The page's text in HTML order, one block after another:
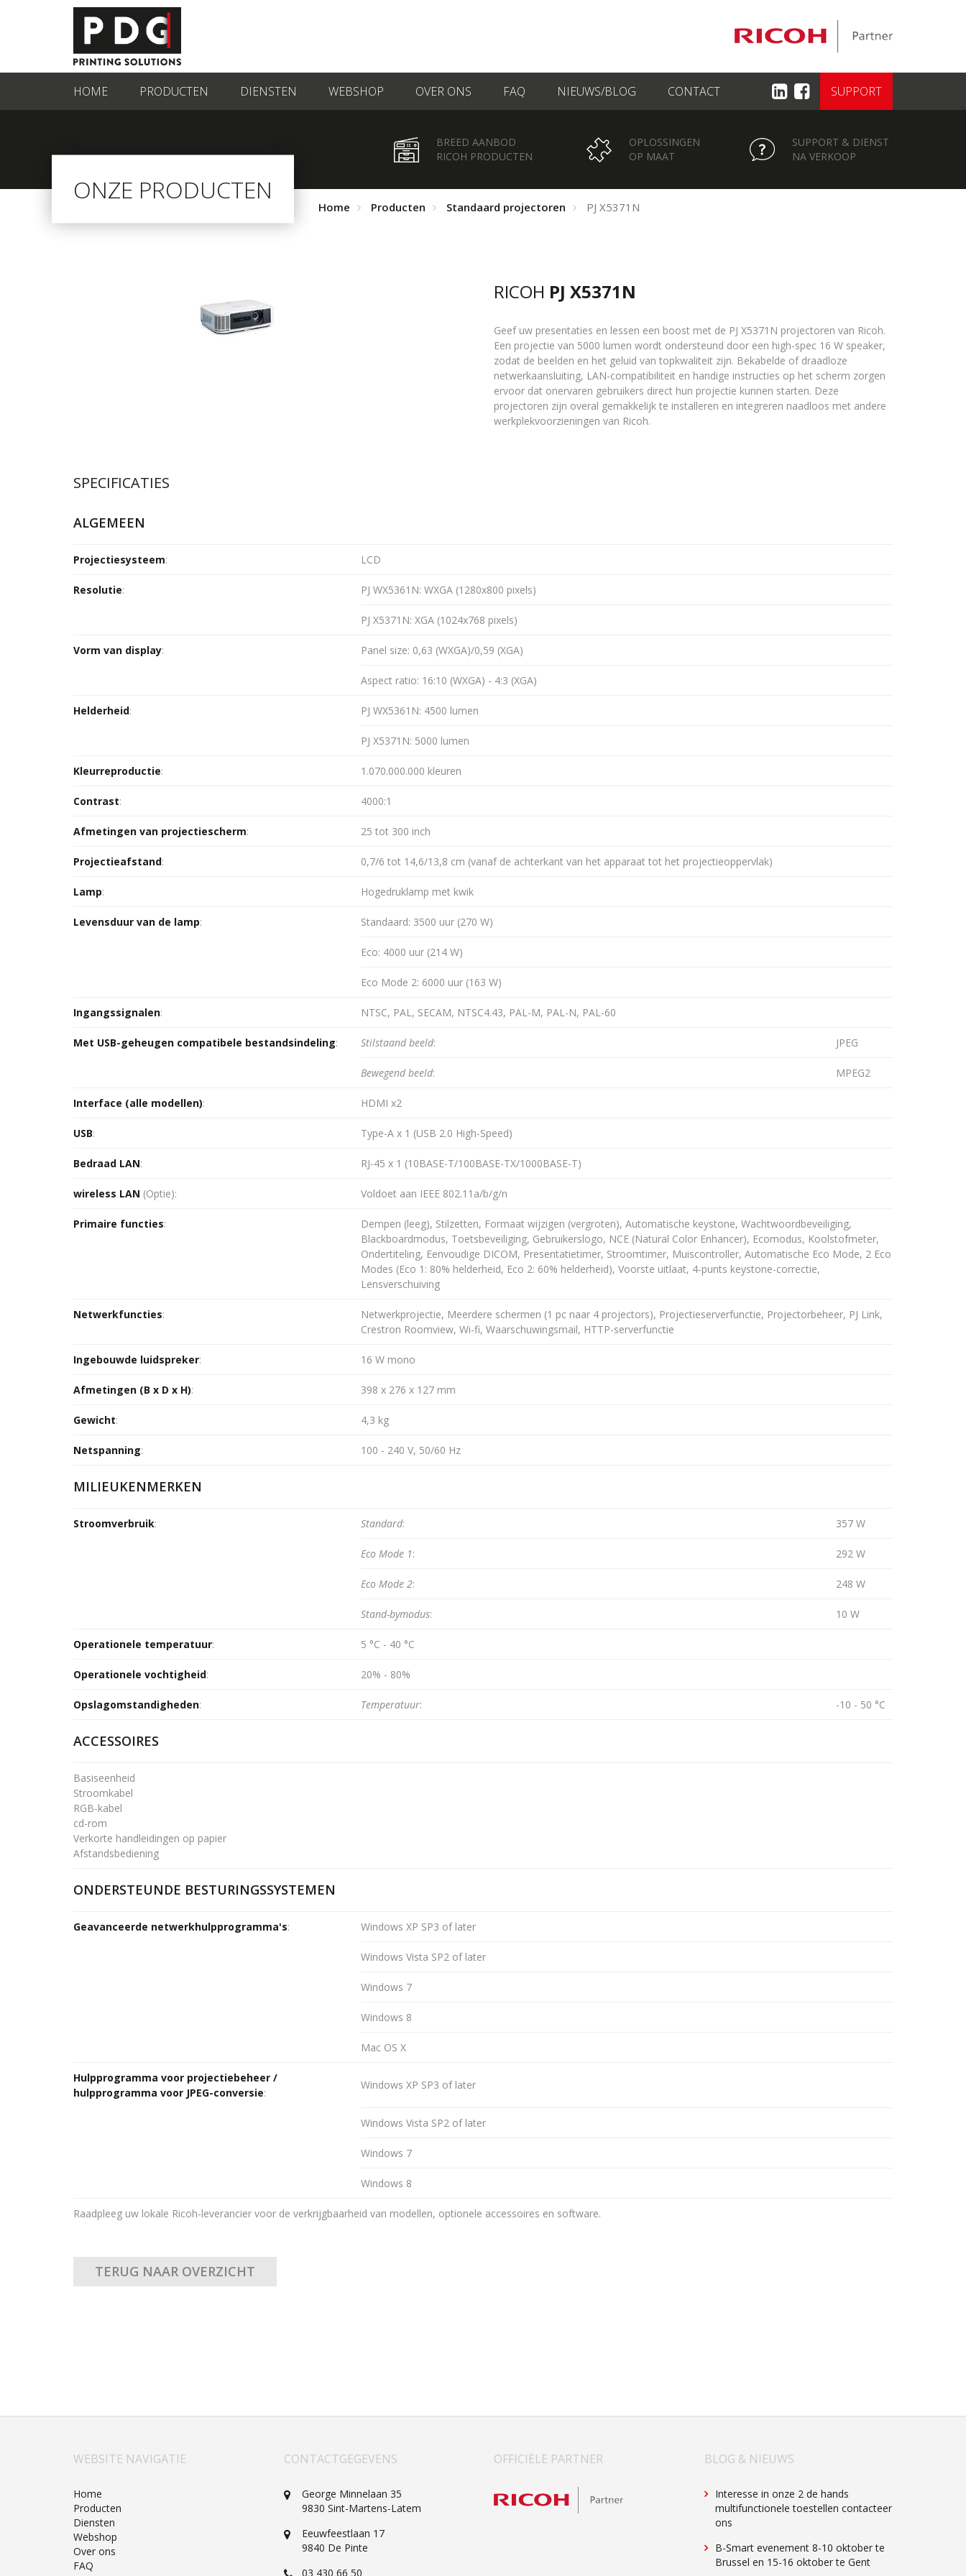
HOME PRODUCTEN DIENSTEN WEBSHOP OVER ONS FAQ NIEUWS/BLOG CONTACT SUPPORT
BREED AANBOD
RICOH PRODUCTEN
OPLOSSINGEN
OP MAAT
SUPPORT & DIENST
NA VERKOOP
ONZE PRODUCTEN
Home Producten Standaard projectoren PJ X5371N
RICOH PJ X5371N
Geef uw presentaties en lessen een boost met de PJ X5371N projectoren van Ricoh.
Een projectie van 5000 lumen wordt ondersteund door een high-spec 16 W speaker,
zodat de beelden en het geluid van topkwaliteit zijn. Bekabelde of draadloze
netwerkaansluiting, LAN-compatibiliteit en handige instructies op het scherm zorgen
ervoor dat onervaren gebruikers direct hun projectie kunnen starten. Deze
projectoren zijn overal gemakkelijk te installeren en integreren naadloos met andere
werkplekvoorzieningen van Ricoh.
SPECIFICATIES
ALGEMEEN
Projectiesysteem: LCD
Resolutie: PJ WX5361N: WXGA (1280x800 pixels)
PJ X5371N: XGA (1024x768 pixels)
Vorm van display: Panel size: 0,63 (WXGA)/0,59 (XGA)
Aspect ratio: 16:10 (WXGA) - 4:3 (XGA)
Helderheid: PJ WX5361N: 4500 lumen
PJ X5371N: 5000 lumen
Kleurreproductie: 1.070.000.000 kleuren
Contrast: 4000:1
Afmetingen van projectiescherm: 25 tot 300 inch
Projectieafstand: 0,7/6 tot 14,6/13,8 cm (vanaf de achterkant van het apparaat tot het projectieoppervlak)
Lamp: Hogedruklamp met kwik
Levensduur van de lamp: Standaard: 3500 uur (270 W)
Eco: 4000 uur (214 W)
Eco Mode 2: 6000 uur (163 W)
Ingangssignalen: NTSC, PAL, SECAM, NTSC4.43, PAL-M, PAL-N, PAL-60
Met USB-geheugen compatibele bestandsindeling: Stilstaand beeld: JPEG
Bewegend beeld: MPEG2
Interface (alle modellen): HDMI x2
USB: Type-A x 1 (USB 2.0 High-Speed)
Bedraad LAN: RJ-45 x 1 (10BASE-T/100BASE-TX/1000BASE-T)
wireless LAN (Optie): Voldoet aan IEEE 802.11a/b/g/n
Primaire functies:
Dempen (leeg), Stilzetten, Formaat wijzigen (vergroten), Automatische keystone, Wachtwoordbeveiliging,
Blackboardmodus, Toetsbeveiliging, Gebruikerslogo, NCE (Natural Color Enhancer), Ecomodus, Koolstofmeter,
Ondertiteling, Eenvoudige DICOM, Presentatietimer, Stroomtimer, Muiscontroller, Automatische Eco Mode, 2 Eco
Modes (Eco 1: 80% helderheid, Eco 2: 60% helderheid), Voorste uitlaat, 4-punts keystone-correctie,
Lensverschuiving
Netwerkfuncties:
Netwerkprojectie, Meerdere schermen (1 pc naar 4 projectors), Projectieserverfunctie, Projectorbeheer, PJ Link,
Crestron Roomview, Wi-fi, Waarschuwingsmail, HTTP-serverfunctie
Ingebouwde luidspreker: 16 W mono
Afmetingen (B x D x H): 398 x 276 x 127 mm
Gewicht: 4,3 kg
Netspanning: 100 - 240 V, 50/60 Hz
MILIEUKENMERKEN
Stroomverbruik: Standard: 357 W
Eco Mode 1: 292 W
Eco Mode 2: 248 W
Stand-bymodus: 10 W
Operationele temperatuur: 5 °C - 40 °C
Operationele vochtigheid: 20% - 80%
Opslagomstandigheden: Temperatuur: -10 - 50 °C
ACCESSOIRES
Basiseenheid
Stroomkabel
RGB-kabel
cd-rom
Verkorte handleidingen op papier
Afstandsbediening
ONDERSTEUNDE BESTURINGSSYSTEMEN
Geavanceerde netwerkhulpprogramma's: Windows XP SP3 of later
Windows Vista SP2 of later
Windows 7
Windows 8
Mac OS X
Hulpprogramma voor projectiebeheer /
hulpprogramma voor JPEG-conversie:
Windows XP SP3 of later
Windows Vista SP2 of later
Windows 7
Windows 8
Raadpleeg uw lokale Ricoh-leverancier voor de verkrijgbaarheid van modellen, optionele accessoires en software.
TERUG NAAR OVERZICHT
WEBSITE NAVIGATIE
Home
Producten
Diensten
Webshop
Over ons
FAQ
CONTACTGEGEVENS
George Minnelaan 35
9830 Sint-Martens-Latem
Eeuwfeestlaan 17
9840 De Pinte
03 430 66 50
OFFICIËLE PARTNER BLOG & NIEUWS
Interesse in onze 2 de hands
multifunctionele toestellen contacteer
ons
B-Smart evenement 8-10 oktober te
Brussel en 15-16 oktober te Gent